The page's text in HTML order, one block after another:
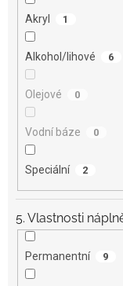
Akryl 1
Alkohol/lihové 6
Olejové 0
Vodní báze 0
Speciální 2
5. Vlastnosti
Permanentní 9